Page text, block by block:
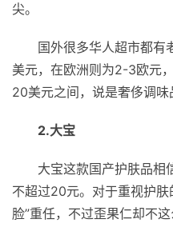
尖。
国外很多华人超市都有
美元，在欧洲则为2-3欧元
20美元之间，说是奢侈调味
2.大宝
大宝这款国产护肤品相
不超过20元。对于重视护
脸”重任，不过歪果仁却不